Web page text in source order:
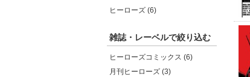
ヒーローズ (6)
雑誌・レーベルで絞り込む
ヒーローズコミックス (6)
月刊ヒーローズ (3)